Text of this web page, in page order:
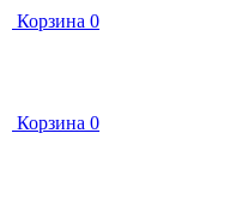
Корзина 0
Корзина 0